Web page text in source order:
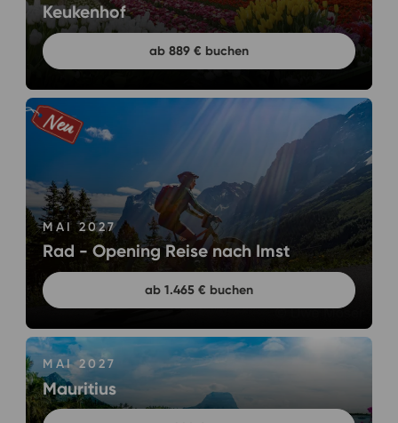
Keukenhof
ab 889 € buchen
MAI 2027
Rad - Opening Reise nach Imst
ab 1.465 € buchen
MAI 2027
Mauritius